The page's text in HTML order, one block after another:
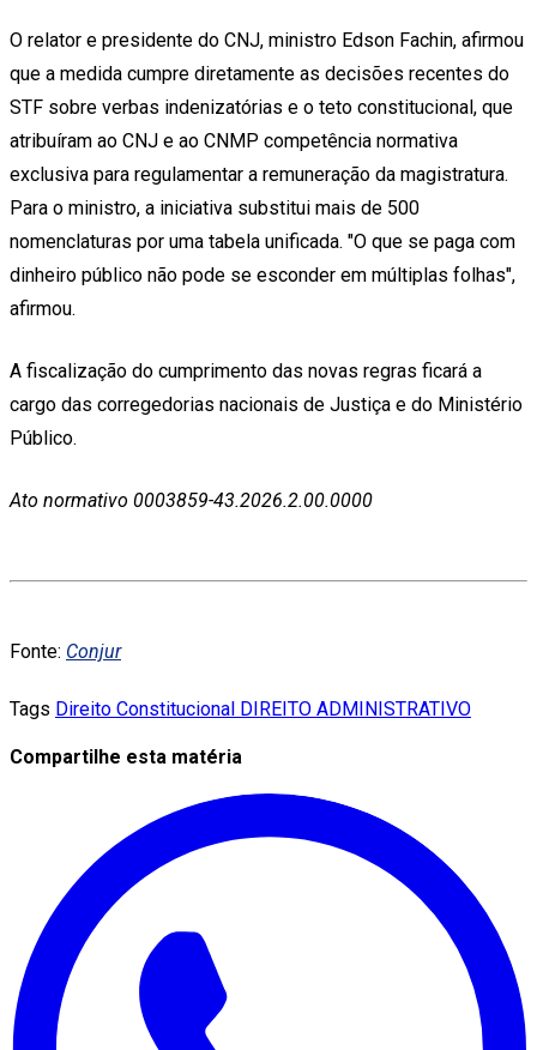
O relator e presidente do CNJ, ministro Edson Fachin, afirmou
que a medida cumpre diretamente as decisões recentes do
STF sobre verbas indenizatórias e o teto constitucional, que
atribuíram ao CNJ e ao CNMP competência normativa
exclusiva para regulamentar a remuneração da magistratura.
Para o ministro, a iniciativa substitui mais de 500
nomenclaturas por uma tabela unificada. "O que se paga com
dinheiro público não pode se esconder em múltiplas folhas",
afirmou.
A fiscalização do cumprimento das novas regras ficará a
cargo das corregedorias nacionais de Justiça e do Ministério
Público.
Ato normativo 0003859-43.2026.2.00.0000
Fonte: Conjur
Tags Direito Constitucional DIREITO ADMINISTRATIVO
Compartilhe esta matéria